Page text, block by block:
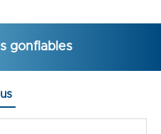
gonflables